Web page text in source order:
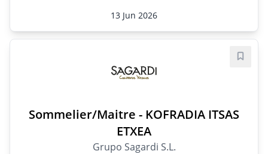
13 Jun 2026
Sommelier/Maitre - KOFRADIA ITSAS
ETXEA
Grupo Sagardi S.L.
Save